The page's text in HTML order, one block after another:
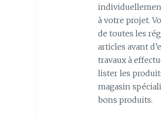
à votre projet.
de toutes les
articles avant
travaux à
lister les
magasin
bons produits.